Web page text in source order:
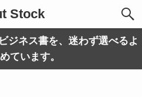
Stock
ジネス書を、迷わず選べるよ
ています。